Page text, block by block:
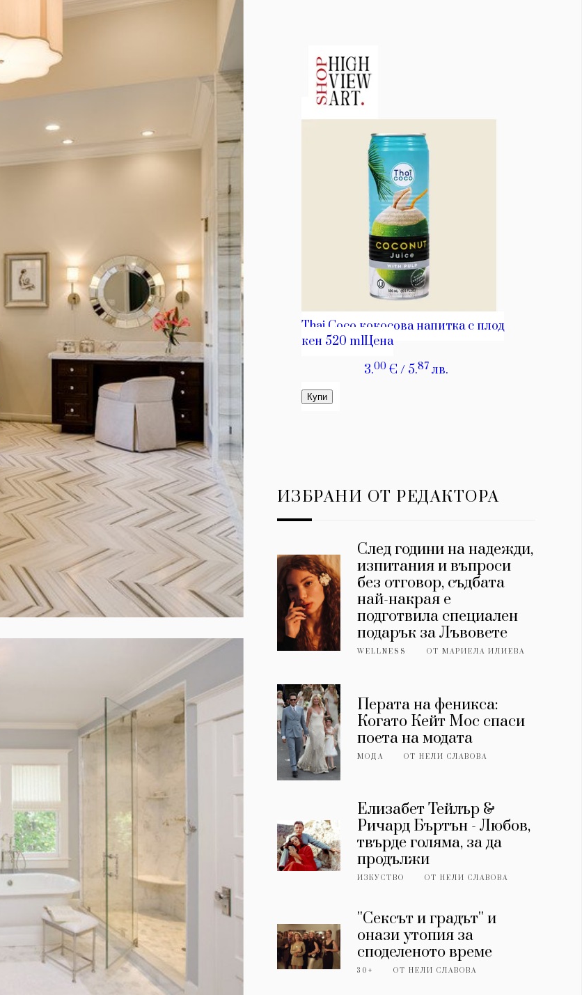
ИЗБРАНИ ОТ РЕДАКТОРА
След години на надежди,
изпитания и въпроси
без отговор, съдбата
най-накрая е
подготвила специален
подарък за Лъвовете
WELLNESS ОТМАРИЕЛА ИЛИЕВА
Перата на феникса:
Когато Кейт Мос спаси
поета на модата
МОДА ОТНЕЛИ СЛАВОВА
Елизабет Тейлър &
Ричард Бъртън - Любов,
твърде голяма, за да
продължи
ИЗКУСТВО ОТНЕЛИ СЛАВОВА
''Сексът и градът'' и
онази утопия за
споделеното време
30+ ОТНЕЛИ СЛАВОВА